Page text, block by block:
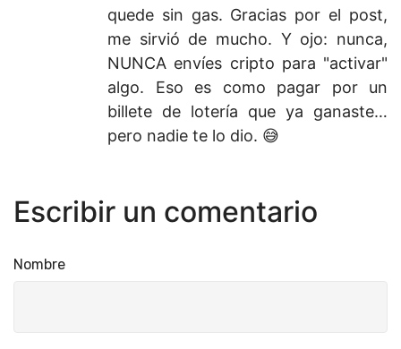
quede sin gas. Gracias por el post,
me sirvió de mucho. Y ojo: nunca,
NUNCA envíes cripto para "activar"
algo. Eso es como pagar por un
billete de lotería que ya ganaste…
pero nadie te lo dio. 😅
Escribir un comentario
Nombre